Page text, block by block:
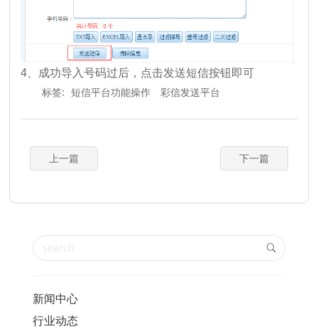
4、成功导入号码过后，点击发送短信按钮即可
标签: 短信平台功能操作 彩信发送平台
上一篇 下一篇
新闻中心
行业动态